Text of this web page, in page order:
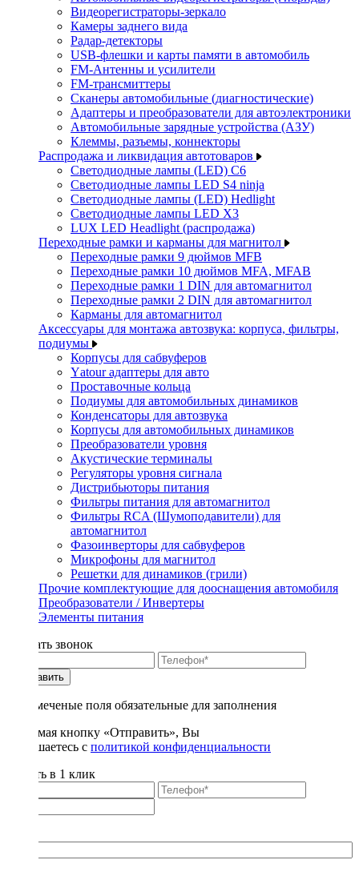
Видеорегистраторы-зеркало
Камеры заднего вида
Радар-детекторы
USB-флешки и карты памяти в автомобиль
FM-Антенны и усилители
FM-трансмиттеры
Сканеры автомобильные (диагностические)
Адаптеры и преобразователи для автоэлектроники
Автомобильные зарядные устройства (АЗУ)
Клеммы, разъемы, коннекторы
Распродажа и ликвидация автотоваров
Светодиодные лампы (LED) C6
Светодиодные лампы LED S4 ninja
Светодиодные лампы (LED) Hedlight
Светодиодные лампы LED X3
LUX LED Headlight (распродажа)
Переходные рамки и карманы для магнитол
Переходные рамки 9 дюймов MFB
Переходные рамки 10 дюймов MFA, MFAB
Переходные рамки 1 DIN для автомагнитол
Переходные рамки 2 DIN для автомагнитол
Карманы для автомагнитол
Аксессуары для монтажа автозвука: корпуса, фильтры,
подиумы
Корпусы для сабвуферов
Yаtour адаптеры для авто
Проставочные кольца
Подиумы для автомобильных динамиков
Конденсаторы для автозвука
Корпусы для автомобильных динамиков
Преобразователи уровня
Акустические терминалы
Регуляторы уровня сигнала
Дистрибьюторы питания
Фильтры питания для автомагнитол
Фильтры RCA (Шумоподавители) для
автомагнитол
Фазоинверторы для сабвуферов
Микрофоны для магнитол
Решетки для динамиков (грили)
Прочие комплектующие для дооснащения автомобиля
Преобразователи / Инвертеры
Элементы питания
Заказать звонок
Отправить
* - отмеченые поля обязательные для заполнения
Нажимая кнопку «Отправить», Вы
соглашаетесь с политикой конфиденциальности
Купить в 1 клик